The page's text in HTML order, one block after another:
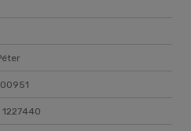
szükségességén át egészen a